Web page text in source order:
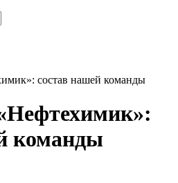
состав нашей команды
команды